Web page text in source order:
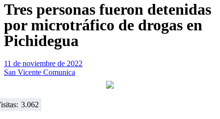
Tres personas fueron detenidas
por microtráfico de drogas en
Pichidegua
11 de noviembre de 2022
San Vicente Comunica
3.062